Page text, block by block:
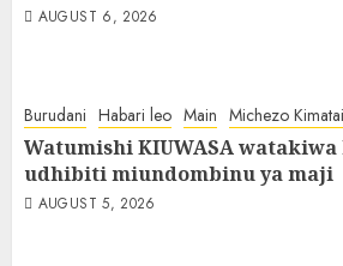
AUGUST 6, 2026
Burudani Habari leo Main Michezo
Watumishi KIUWASA
udhibiti miundombinu ya maji
AUGUST 5, 2026